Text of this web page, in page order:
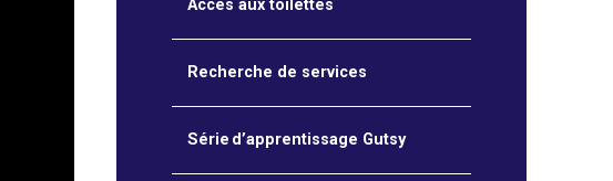
Accès aux toilettes
Recherche de services
Série d’apprentissage Gutsy